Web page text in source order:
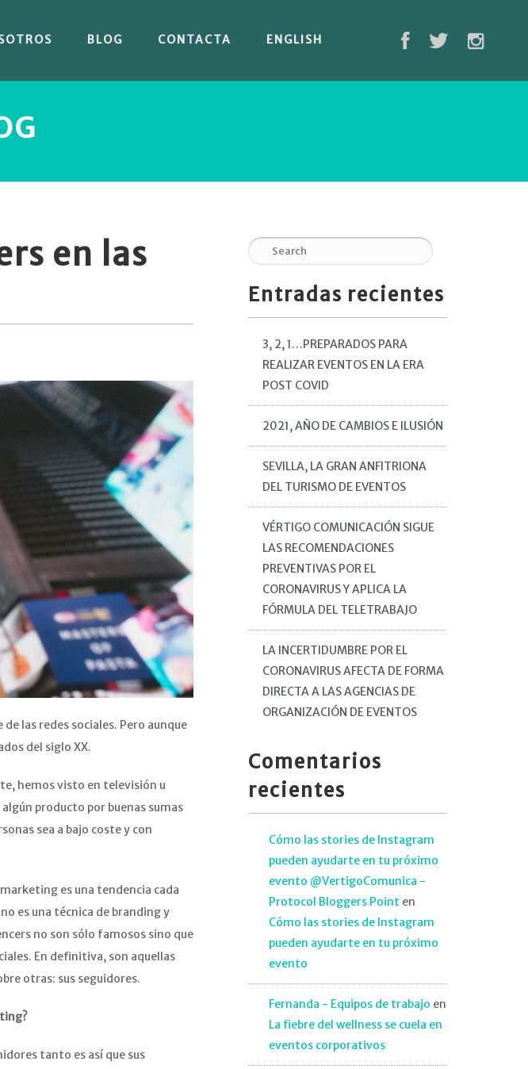
BLOG CONTACTA ENGLISH
en las
las redes sociales. Pero aunque
del siglo XX.
hemos visto en televisión u
producto por buenas sumas
sea a bajo coste y con
es una tendencia cada
es una técnica de branding y
no son sólo famosos sino que
En definitiva, son aquellas
otras: sus seguidores.
tanto es así que sus
Entradas recientes
3, 2, 1…PREPARADOS PARA
REALIZAR EVENTOS EN LA ERA
POST COVID
2021, AÑO DE CAMBIOS E ILUSIÓN
SEVILLA, LA GRAN ANFITRIONA
DEL TURISMO DE EVENTOS
VÉRTIGO COMUNICACIÓN SIGUE
LAS RECOMENDACIONES
PREVENTIVAS POR EL
CORONAVIRUS Y APLICA LA
FÓRMULA DEL TELETRABAJO
LA INCERTIDUMBRE POR EL
CORONAVIRUS AFECTA DE FORMA
DIRECTA A LAS AGENCIAS DE
ORGANIZACIÓN DE EVENTOS
Comentarios
recientes
Cómo las stories de Instagram
pueden ayudarte en tu próximo
evento @VertigoComunica -
Protocol Bloggers Point en
Cómo las stories de Instagram
pueden ayudarte en tu próximo
evento
Fernanda - Equipos de trabajo en
La fiebre del wellness se cuela en
eventos corporativos